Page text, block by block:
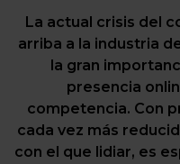
La actual crisis del
arriba a la industria
la gran
presencia
competencia. Con
cada vez más
con el que lidiar, es